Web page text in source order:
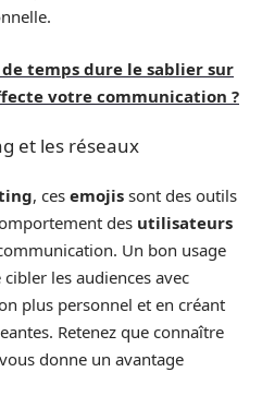
temps dure le sablier sur
votre communication ?
et les réseaux
, ces emojis sont des outils
des utilisateurs
Un bon usage
les audiences avec
plus personnel et en créant
Retenez que connaître
vous donne un avantage